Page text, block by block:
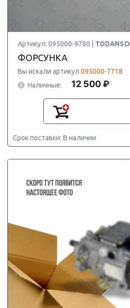
Артикул: 095000-9780 | TDDANSO
ФОРСУНКА
Вы искали артикул 095000-7718
Наличные:
12 500 ₽
Срок поставки: В наличии